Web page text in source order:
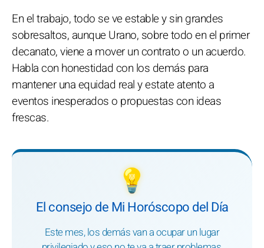
En el trabajo, todo se ve estable y sin grandes
sobresaltos, aunque Urano, sobre todo en el primer
decanato, viene a mover un contrato o un acuerdo.
Habla con honestidad con los demás para
mantener una equidad real y estate atento a
eventos inesperados o propuestas con ideas
frescas.
💡
El consejo de Mi Horóscopo del Día
Este mes, los demás van a ocupar un lugar